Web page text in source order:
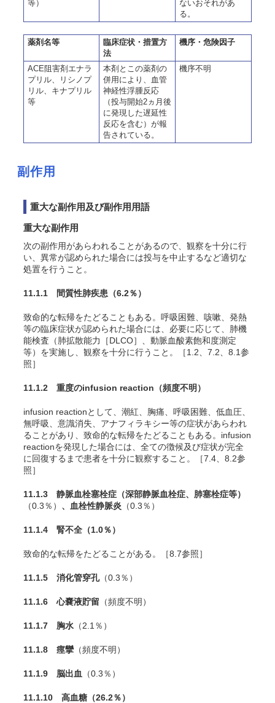
等）
ないおそれがあ
る。
薬剤名等
臨床症状・措置方
法
機序・危険因子
ACE阻害剤エナラ
プリル、リシノプ
リル、キナプリル
等
本剤とこの薬剤の
併用により、血管
神経性浮腫反応
（投与開始2ヵ月後
に発現した遅延性
反応を含む）が報
告されている。
機序不明
副作用
重大な副作用及び副作用用語
重大な副作用
次の副作用があらわれることがあるので、観察を十分に行
い、異常が認められた場合には投与を中止するなど適切な
処置を行うこと。
11.1.1 間質性肺疾患 （6.2％）
致命的な転帰をたどることもある。呼吸困難、咳嗽、発熱
等の臨床症状が認められた場合には、必要に応じて、肺機
能検査（肺拡散能力［DLCO］、動脈血酸素飽和度測定
等）を実施し、観察を十分に行うこと。［1.2、7.2、8.1参
照］
11.1.2 重度のinfusion reaction （頻度不明）
infusion reactionとして、潮紅、胸痛、呼吸困難、低血圧、
無呼吸、意識消失、アナフィラキシー等の症状があらわれ
ることがあり、致命的な転帰をたどることもある。infusion
reactionを発現した場合には、全ての徴候及び症状が完全
に回復するまで患者を十分に観察すること。［7.4、8.2参
照］
11.1.3 静脈血栓塞栓症（深部静脈血栓症、肺塞栓症等）
（0.3％） 、血栓性静脈炎 （0.3％）
11.1.4 腎不全 （1.0％）
致命的な転帰をたどることがある。［8.7参照］
11.1.5 消化管穿孔（0.3％）
11.1.6 心嚢液貯留 （頻度不明）
11.1.7 胸水 （2.1％）
11.1.8 痙攣（頻度不明）
11.1.9 脳出血 （0.3％）
11.1.10 高血糖 （26.2％）